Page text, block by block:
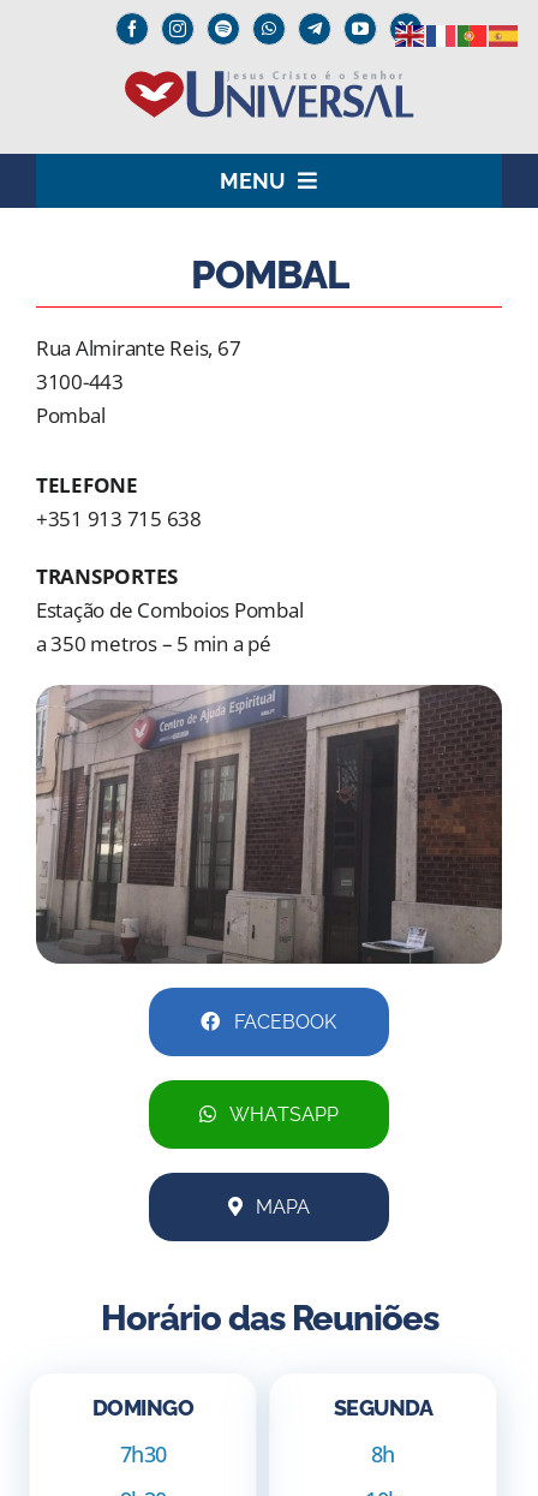
MENU
INSTITUCIONAL
UNIVERSAL+
MEDIA
DOAÇÕES
POMBAL
Rua Almirante Reis, 67
3100-443
Pombal
TELEFONE
+351 913 715 638
TRANSPORTES
Estação de Comboios Pombal
a 350 metros – 5 min a pé
FACEBOOK
WHATSAPP
MAPA
Horário das Reuniões
DOMINGO
7h30
SEGUNDA
8h